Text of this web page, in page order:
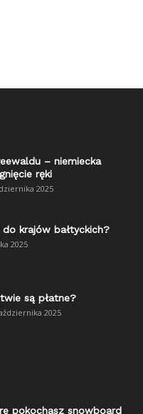
– niemiecka
ręki
2025
do krajów bałtyckich?
2025
są płatne?
2025
pokochasz snowboard